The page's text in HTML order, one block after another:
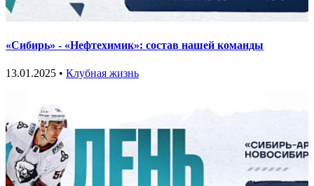
«Сибирь» - «Нефтехимик»: состав нашей команды
13.01.2025 • Клубная жизнь